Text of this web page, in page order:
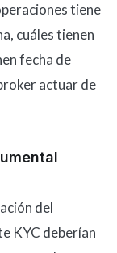
tiene
cuáles tienen
fecha de
actuar de
del
KYC deberían